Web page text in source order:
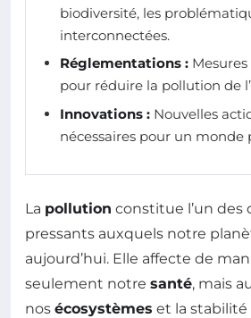
biodiversité, les
interconnectées.
Réglementations :
pour réduire la pollution de
Innovations : Nouvelles
nécessaires pour un monde
La pollution constitue l’un des
pressants auxquels notre
aujourd’hui. Elle affecte de
seulement notre santé, mais
nos écosystèmes et la